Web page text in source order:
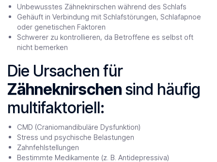
Unbewusstes Zähneknirschen während des Schlafs
Gehäuft in Verbindung mit Schlafstörungen, Schlafapnoe
oder genetischen Faktoren
Schwerer zu kontrollieren, da Betroffene es selbst oft
nicht bemerken
Die Ursachen für
Zähneknirschen sind häufig
multifaktoriell:
CMD (Craniomandibuläre Dysfunktion)
Stress und psychische Belastungen
Zahnfehlstellungen
Bestimmte Medikamente (z. B. Antidepressiva)